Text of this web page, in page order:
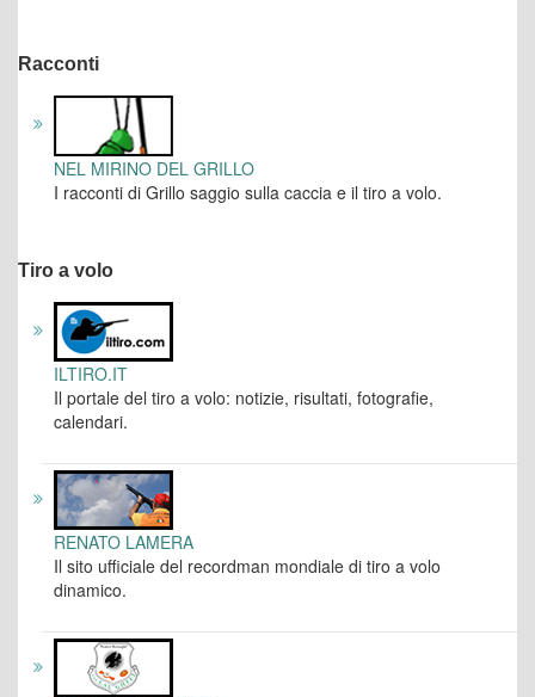
Racconti
NEL MIRINO DEL GRILLO
I racconti di Grillo saggio sulla caccia e il tiro a volo.
Tiro a volo
ILTIRO.IT
Il portale del tiro a volo: notizie, risultati, fotografie,
calendari.
RENATO LAMERA
Il sito ufficiale del recordman mondiale di tiro a volo
dinamico.